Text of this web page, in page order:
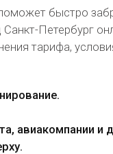
быстро
Петербург
тарифа,
авиакомпании и